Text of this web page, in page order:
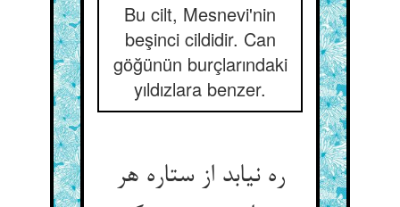
Bu cilt, Mesnevi'nin
beşinci cildidir. Can
göğünün burçlarındaki
yıldızlara benzer.
ره نیابد از ستاره هر